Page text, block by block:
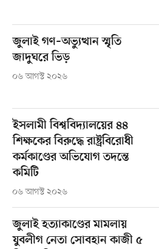
জুলাই গণ–অভ্যুত্থান স্মৃতি
জাদুঘরে ভিড়
০৬ আগস্ট ২০২৬
ইসলামী বিশ্ববিদ্যালয়ের ৪৪
শিক্ষকের বিরুদ্ধে রাষ্ট্রবিরোধী
কর্মকাণ্ডের অভিযোগ তদন্তে
কমিটি
০৬ আগস্ট ২০২৬
জুলাই হত্যাকাণ্ডের মামলায়
যুবলীগ নেতা সোবহান কাজী ৫